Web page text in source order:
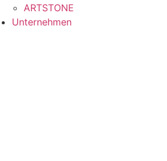
ARTSTONE
Unternehmen